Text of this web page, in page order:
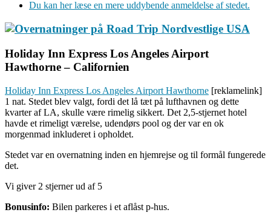
Du kan her læse en mere uddybende anmeldelse af stedet.
Holiday Inn Express Los Angeles Airport
Hawthorne – Californien
Holiday Inn Express Los Angeles Airport Hawthorne [reklamelink]
1 nat. Stedet blev valgt, fordi det lå tæt på lufthavnen og dette
kvarter af LA, skulle være rimelig sikkert. Det 2,5-stjernet hotel
havde et rimeligt værelse, udendørs pool og der var en ok
morgenmad inkluderet i opholdet.
Stedet var en overnatning inden en hjemrejse og til formål fungerede
det.
Vi giver 2 stjerner ud af 5
Bonusinfo: Bilen parkeres i et aflåst p-hus.